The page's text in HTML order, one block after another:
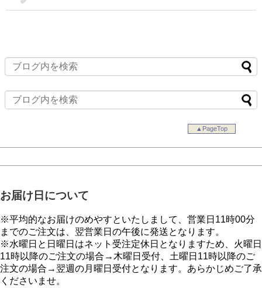
▲PageTop
お届け日について
※平均的なお届けのめやすといたしまして、営業日11時00分
までのご注文は、翌営業日の午後に発送となります。
※水曜日と日曜日はネット受注定休日となりますため、火曜日
11時以降のご注文の場合→木曜日受付、土曜日11時以降のご
注文の場合→翌週の月曜日受付となります。あらかじめご了承
くださいませ。